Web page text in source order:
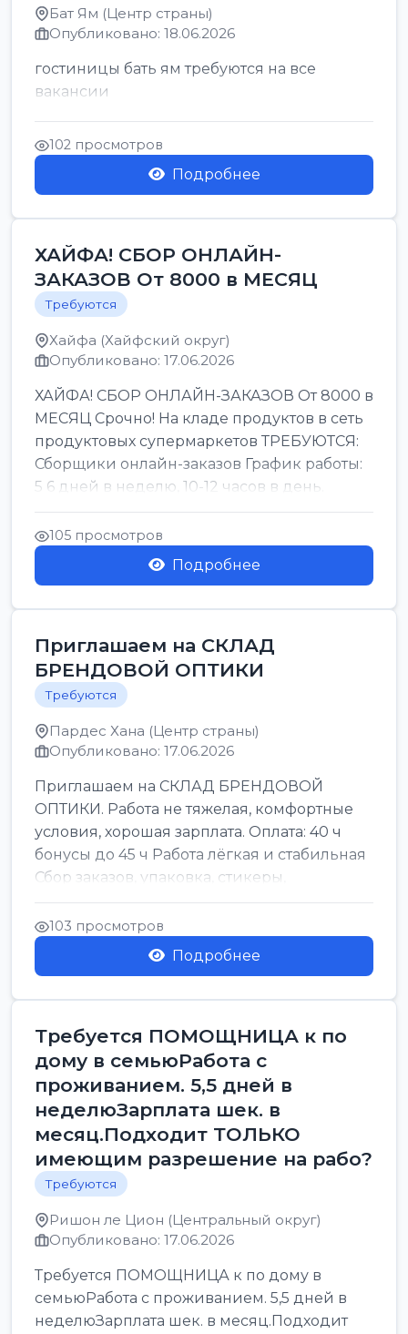
Бат Ям (Центр страны)
Опубликовано: 18.06.2026
гостиницы бать ям требуются на все
вакансии
102 просмотров
Подробнее
ХАЙФА! СБОР ОНЛАЙН-
ЗАКАЗОВ От 8000 в МЕСЯЦ
Требуются
Хайфа (Хайфский округ)
Опубликовано: 17.06.2026
ХАЙФА! СБОР ОНЛАЙН-ЗАКАЗОВ От 8000 в
МЕСЯЦ Срочно! На кладе продуктов в сеть
продуктовых супермаркетов ТРЕБУЮТСЯ:
Сборщики онлайн-заказов График работы:
5 6 дней в неделю, 10-12 часов в день.
Колле ОП...
105 просмотров
Подробнее
Приглашаем на СКЛАД
БРЕНДОВОЙ ОПТИКИ
Требуются
Пардес Хана (Центр страны)
Опубликовано: 17.06.2026
Приглашаем на СКЛАД БРЕНДОВОЙ
ОПТИКИ. Работа не тяжелая, комфортные
условия, хорошая зарплата. Оплата: 40 ч
бонусы до 45 ч Работа лёгкая и стабильная
Сбор заказов, упаковка, стикеры,
сортировка Воскре...
103 просмотров
Подробнее
Требуется ПОМОЩНИЦА к по
дому в семьюРабота с
проживанием. 5,5 дней в
неделюЗарплата шек. в
месяц.Подходит ТОЛЬКО
имеющим разрешение на рабо?
Требуются
Ришон ле Цион (Центральный округ)
Опубликовано: 17.06.2026
Требуется ПОМОЩНИЦА к по дому в
семьюРабота с проживанием. 5,5 дней в
неделюЗарплата шек. в месяц.Подходит